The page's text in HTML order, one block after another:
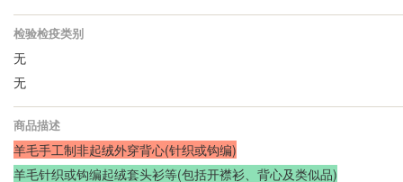
检验检疫类别
无
无
商品描述
羊毛手工制非起绒外穿背心(针织或钩编)
羊毛针织或钩编起绒套头衫等(包括开襟衫、背心及类似品)